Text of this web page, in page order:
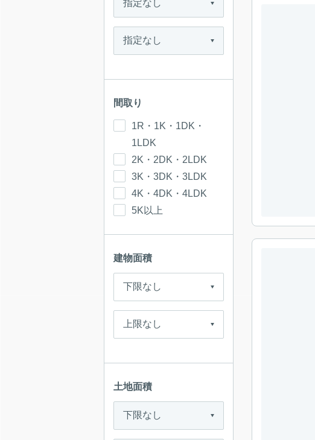
間取り
1R・1K・1DK・
1LDK
2K・2DK・2LDK
3K・3DK・3LDK
4K・4DK・4LDK
5K以上
建物面積
土地面積